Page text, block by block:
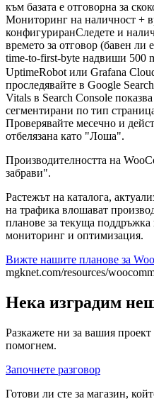
към базата е отговорна за
Мониторинг на наличност +
конфигуриранСледете и
времето за отговор (бавен ли
time-to-first-byte надвиши 500
UptimeRobot или Grafana
проследявайте в Google
Vitals в Search Console
сегментирани по тип
Проверявайте месечно и
отбелязана като "Лоша".
Производителността на
забрави".
Растежът на каталога,
на трафика влошават
планове за текуща
мониторинг и оптимизация.
Вижте нашите планове за
mgknet.com/resources/
Нека изградим
Разкажете ни за вашия
помогнем.
Започнете разговор
Готови ли сте за магазин,